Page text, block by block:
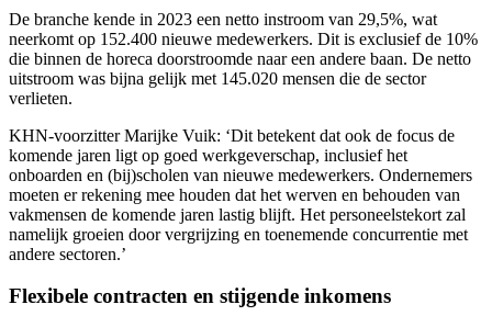
De branche kende in 2023 een netto instroom van 29,5%, wat
neerkomt op 152.400 nieuwe medewerkers. Dit is exclusief de 10%
die binnen de horeca doorstroomde naar een andere baan. De netto
uitstroom was bijna gelijk met 145.020 mensen die de sector
verlieten.
KHN-voorzitter Marijke Vuik: ‘Dit betekent dat ook de focus de
komende jaren ligt op goed werkgeverschap, inclusief het
onboarden en (bij)scholen van nieuwe medewerkers. Ondernemers
moeten er rekening mee houden dat het werven en behouden van
vakmensen de komende jaren lastig blijft. Het personeelstekort zal
namelijk groeien door vergrijzing en toenemende concurrentie met
andere sectoren.’
Flexibele contracten en stijgende inkomens